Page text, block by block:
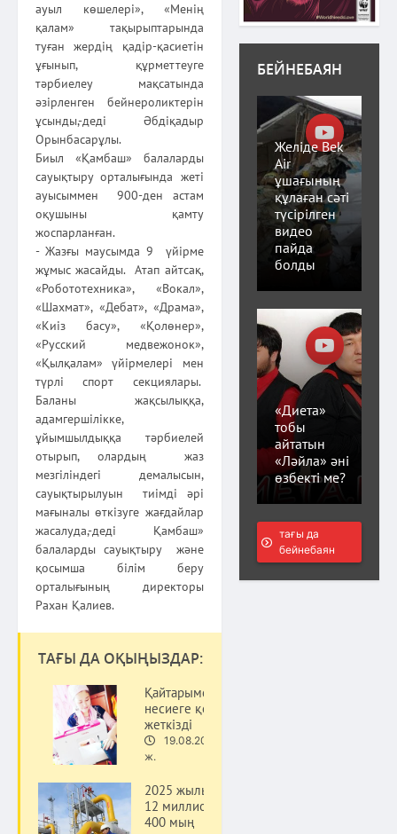
ауыл көшелері», «Менің
қалам» тақырыптарында
туған жердің қадір-қасиетін
ұғынып, құрметтеуге
тәрбиелеу мақсатында
әзірленген бейнероликтерін
ұсынды,-деді Әбдіқадыр
Орынбасарұлы.
Биыл «Қамбаш» балаларды
сауықтыру орталығында жеті
ауысыммен 900-ден астам
оқушыны қамту
жоспарланған.
- Жазғы маусымда 9 үйірме
жұмыс жасайды. Атап айтсақ,
«Робототехника», «Вокал»,
«Шахмат», «Дебат», «Драма»,
«Киіз басу», «Қолөнер»,
«Русский медвежонок»,
«Қылқалам» үйірмелері мен
түрлі спорт секциялары.
Баланы жақсылыққа,
адамгершілікке,
ұйымшылдыққа тәрбиелей
отырып, олардың жаз
мезгіліндегі демалысын,
сауықтырылуын тиімді әрі
мағыналы өткізуге жағдайлар
жасалуда,-деді Қамбаш»
балаларды сауықтыру және
қосымша білім беру
орталығының директоры
Рахан Қалиев.
ТАҒЫ ДА ОҚЫҢЫЗДАР:
Қайтарымсыз
несиеге қол
жеткізді
19.08.20
ж.
2025 жылы
12 миллион
400 мың
БЕЙНЕБАЯН
Желіде Bek
Air
ұшағының
құлаған сәті
түсірілген
видео
пайда
болды
«Диета»
тобы
айтатын
«Ләйла» әні
өзбекті ме?
тағы да
бейнебаян